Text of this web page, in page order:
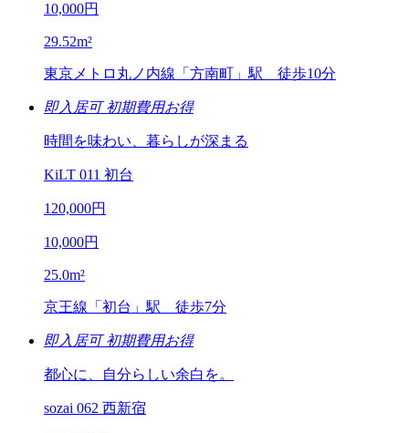
10,000円
29.52m²
東京メトロ丸ノ内線「方南町」駅 徒歩10分
即入居可 初期費用お得
時間を味わい、暮らしが深まる
KiLT 011 初台
120,000円
10,000円
25.0m²
京王線「初台」駅 徒歩7分
即入居可 初期費用お得
都心に、自分らしい余白を。
sozai 062 西新宿